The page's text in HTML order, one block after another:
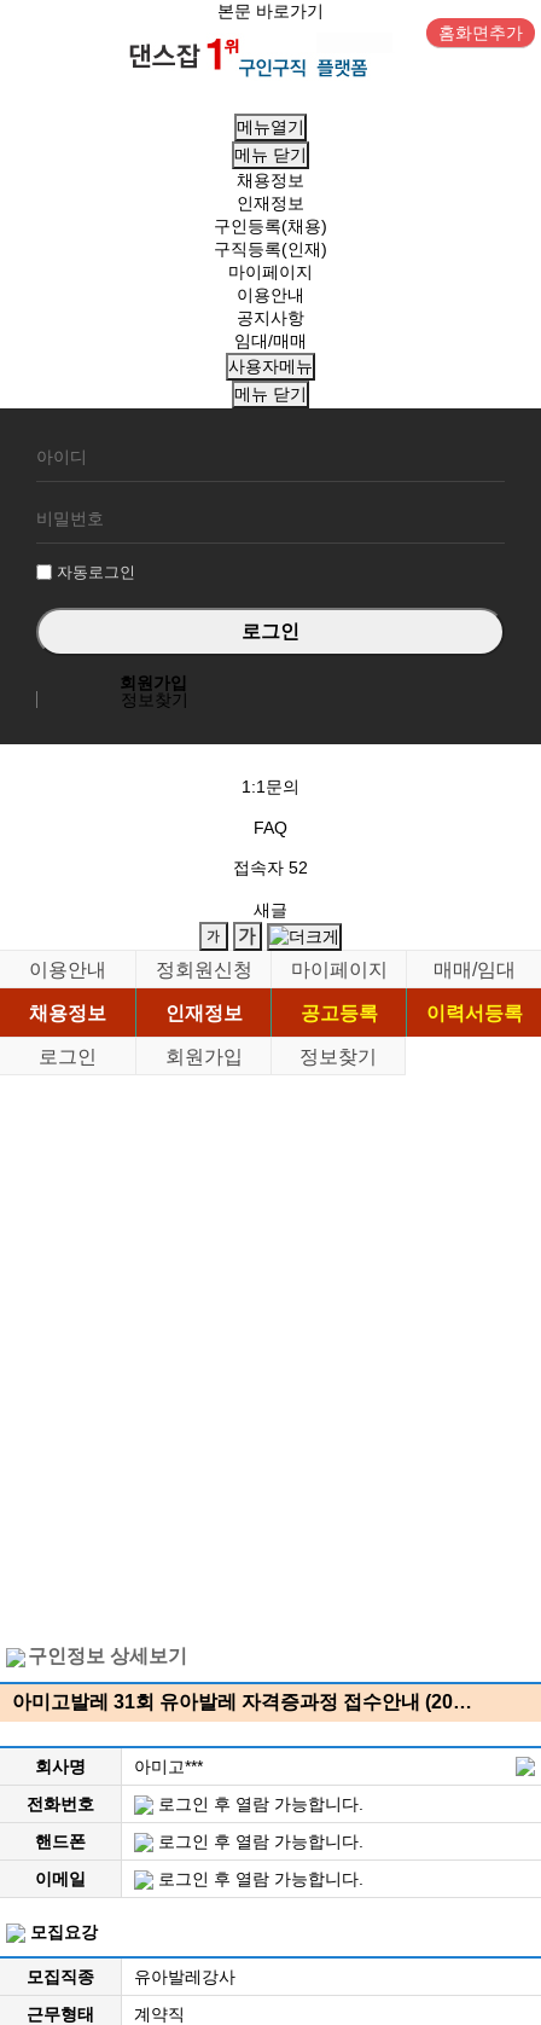
본문 바로가기
홈화면추가
메뉴열기
메뉴 닫기
채용정보
인재정보
구인등록(채용)
구직등록(인재)
마이페이지
이용안내
공지사항
임대/매매
사용자메뉴
메뉴 닫기
원
그
자동로그인
회원가입
정보찾기
1:1문의
FAQ
접속자 52
새글
이용안내 정회원신청 마이페이지
매매/임대
채용정보
인재정보 공고등록
이력서등록
로그인
회원가입 정보찾기
구인정보 상세보기
아미고발레 31회 유아발레 자격증과정 접수안내 (20…
회사명
아미고***
전화번호
로그인 후 열람 가능합니다.
핸드폰
로그인 후 열람 가능합니다.
이메일
로그인 후 열람 가능합니다.
모집요강
모집직종
유아발레강사
근무형태
계약직